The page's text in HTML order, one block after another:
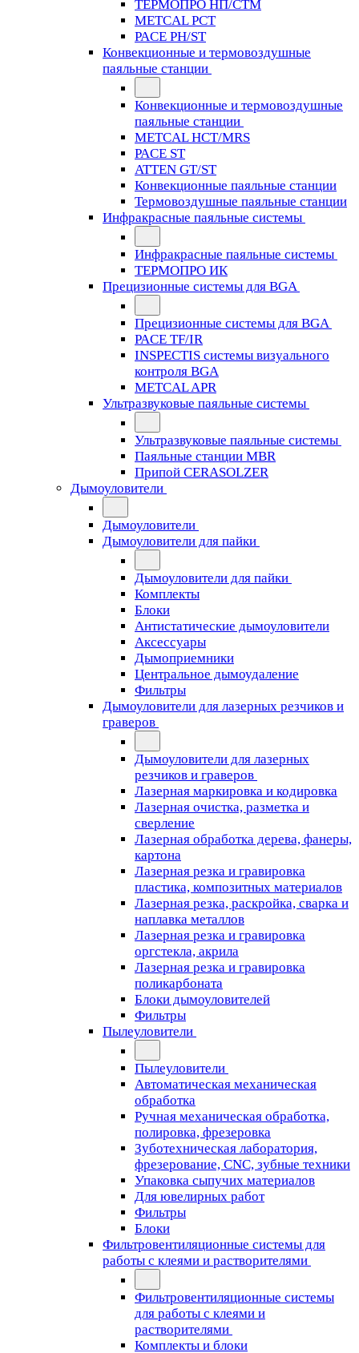
ТЕРМОПРО НП/СТМ
METCAL PCT
PACE PH/ST
Конвекционные и термовоздушные
паяльные станции
Конвекционные и термовоздушные
паяльные станции
METCAL HCT/MRS
PACE ST
ATTEN GT/ST
Конвекционные паяльные станции
Термовоздушные паяльные станции
Инфракрасные паяльные системы
Инфракрасные паяльные системы
ТЕРМОПРО ИК
Прецизионные системы для BGA
Прецизионные системы для BGA
PACE TF/IR
INSPECTIS системы визуального
контроля BGA
METCAL APR
Ультразвуковые паяльные системы
Ультразвуковые паяльные системы
Паяльные станции MBR
Припой CERASOLZER
Дымоуловители
Дымоуловители
Дымоуловители для пайки
Дымоуловители для пайки
Комплекты
Блоки
Антистатические дымоуловители
Аксессуары
Дымоприемники
Центральное дымоудаление
Фильтры
Дымоуловители для лазерных резчиков и
граверов
Дымоуловители для лазерных
резчиков и граверов
Лазерная маркировка и кодировка
Лазерная очистка, разметка и
сверление
Лазерная обработка дерева, фанеры,
картона
Лазерная резка и гравировка
пластика, композитных материалов
Лазерная резка, раскройка, сварка и
наплавка металлов
Лазерная резка и гравировка
оргстекла, акрила
Лазерная резка и гравировка
поликарбоната
Блоки дымоуловителей
Фильтры
Пылеуловители
Пылеуловители
Автоматическая механическая
обработка
Ручная механическая обработка,
полировка, фрезеровка
Зуботехническая лаборатория,
фрезерование, CNC, зубные техники
Упаковка сыпучих материалов
Для ювелирных работ
Фильтры
Блоки
Фильтровентиляционные системы для
работы с клеями и растворителями
Фильтровентиляционные системы
для работы с клеями и
растворителями
Комплекты и блоки